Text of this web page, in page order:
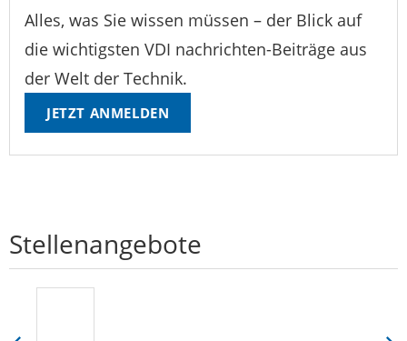
Alles, was Sie wissen müssen – der Blick auf
die wichtigsten VDI nachrichten-Beiträge aus
der Welt der Technik.
JETZT ANMELDEN
Stellenangebote